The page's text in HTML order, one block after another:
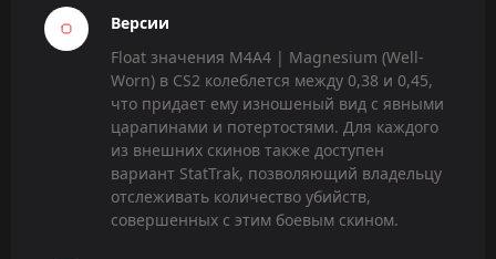
Версии
Float значения M4A4 | Magnesium (Well-
Worn) в CS2 колеблется между 0,38 и 0,45,
что придает ему изношеный вид с явными
царапинами и потертостями. Для каждого
из внешних скинов также доступен
вариант StatTrak, позволяющий владельцу
отслеживать количество убийств,
совершенных с этим боевым скином.